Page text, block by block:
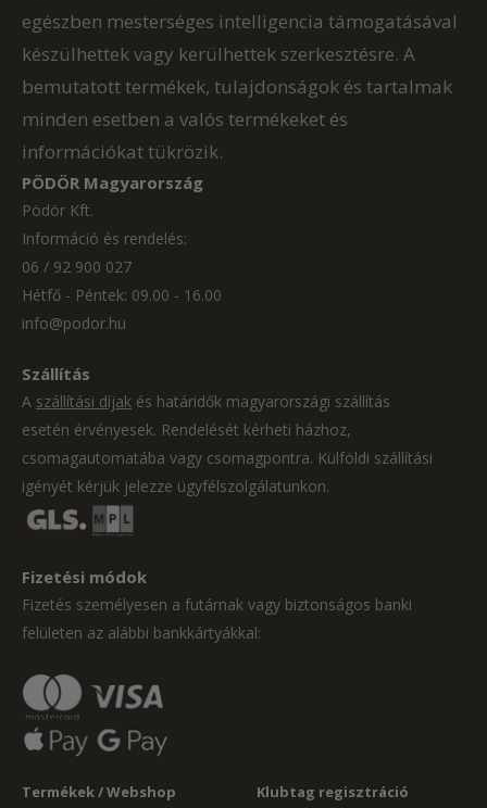
egészben mesterséges intelligencia támogatásával
készülhettek vagy kerülhettek szerkesztésre. A
bemutatott termékek, tulajdonságok és tartalmak
minden esetben a valós termékeket és
információkat tükrözik.
Termékek / Webshop
Klubtag regisztráció
PÖDÖR Magyarország
Pödör Kft.
Információ és rendelés:
06 / 92 900 027
Hétfő - Péntek: 09.00 - 16.00
info@podor.hu
Szállítás
A szállítási díjak és határidők magyarországi szállítás
esetén érvényesek. Rendelését kérheti házhoz,
csomagautomatába vagy csomagpontra. Külföldi szállítási
igényét kérjük jelezze ügyfélszolgálatunkon.
Fizetési módok
Fizetés személyesen a futárnak vagy biztonságos banki
felületen az alábbi bankkártyákkal: